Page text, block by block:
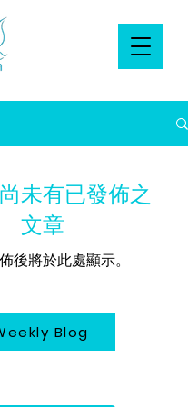
未有已發佈之
文章
後將於此處顯示。
Blog